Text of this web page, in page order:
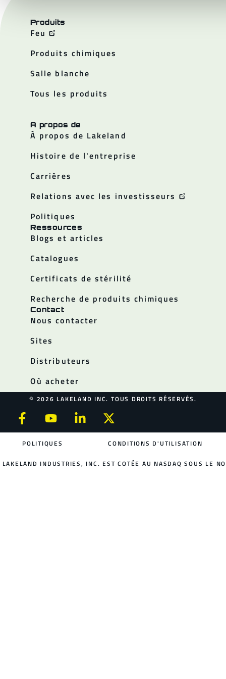
Produits
Feu
Produits chimiques
Salle blanche
Tous les produits
A propos de
À propos de Lakeland
Histoire de l'entreprise
Carrières
Relations avec les investisseurs
Politiques
Ressources
Blogs et articles
Catalogues
Certificats de stérilité
Recherche de produits chimiques
Contact
Nous contacter
Sites
Distributeurs
Où acheter
© 2026 LAKELAND INC. TOUS DROITS RÉSERVÉS.
POLITIQUES CONDITIONS D'UTILISATION
LAKELAND INDUSTRIES, INC. EST COTÉE AU NASDAQ SOUS LE